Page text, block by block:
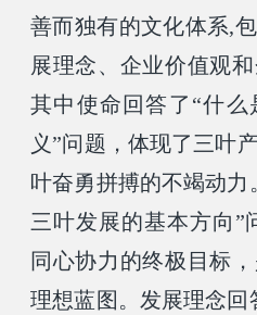
善而独有的文化体系,
展理念、企业价值观
其中使命回答了“什
义”问题，体现了三叶
叶奋勇拼搏的不竭动力
三叶发展的基本方向”
同心协力的终极目标
理想蓝图。发展理念回